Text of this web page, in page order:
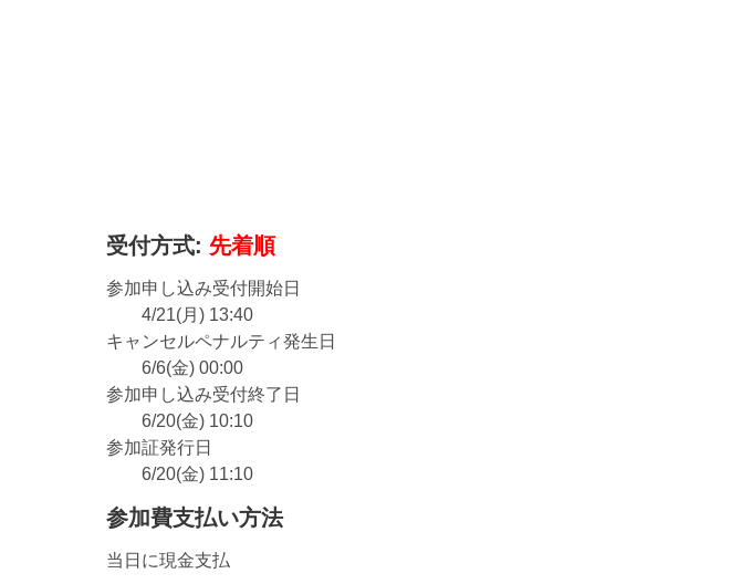
受付方式: 先着順
参加申し込み受付開始日
4/21(月) 13:40
キャンセルペナルティ発生日
6/6(金) 00:00
参加申し込み受付終了日
6/20(金) 10:10
参加証発行日
6/20(金) 11:10
参加費支払い方法
当日に現金支払